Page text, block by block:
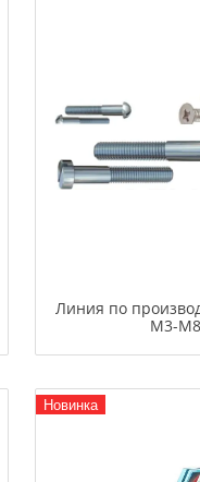
Линия по
М3-М8
Новинка